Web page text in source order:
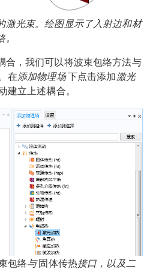
激光束。绘图显示了入射边和材
合，我们可以将波束包络方法与
在添加物理场下点击添加 激光
建立上述耦合。
包络与固体传热接口，以及二